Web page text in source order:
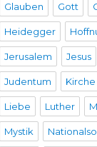
Glauben Gott
Heidegger
Jerusalem Jesus
Judentum Kirche
Liebe Luther
Mystik